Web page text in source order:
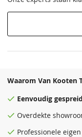
Waarom Van Kooten
Eenvoudig
Overdekte
Professionele